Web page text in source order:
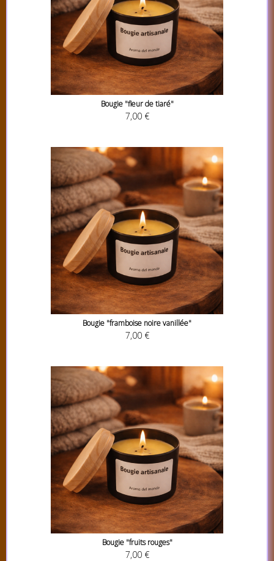
Bougie "fleur de tiaré"
7,00 €
Bougie "framboise noire vanillée"
7,00 €
Bougie "fruits rouges"
7,00 €